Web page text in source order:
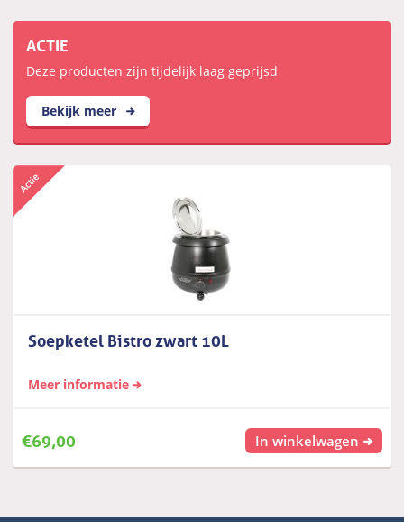
ACTIE
Deze producten zijn tijdelijk laag geprijsd
Bekijk meer
Soepketel Bistro zwart 10L
Meer informatie
€69,00 In winkelwagen